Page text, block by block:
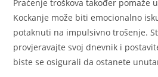
Praćenje troškova također pomaže
Kockanje može biti emocionalno
potaknuti na impulsivno trošenje.
provjeravajte svoj dnevnik i
biste se osigurali da ostanete